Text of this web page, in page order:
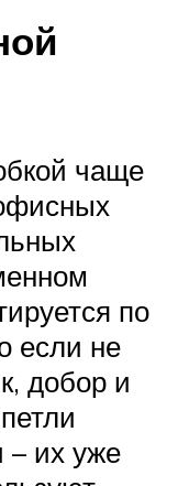
чаще
по
если не
добор и
– их уже